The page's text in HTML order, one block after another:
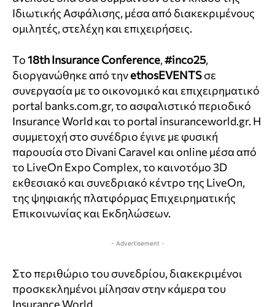
Ιδιωτικής Ασφάλισης, μέσα από διακεκριμένους
ομιλητές, στελέχη και επιχειρήσεις.
Το18th Insurance Conference,#inco25,
διοργανώθηκε από τηνethosEVENTSσε
συνεργασία με το οικονομικό και επιχειρηματικό
portal banks.com.gr, το ασφαλιστικό περιοδικό
Insurance World και το portal insuranceworld.gr. Η
συμμετοχή στo συνέδριο έγινε με φυσική
παρουσία στο Divani Caravel και online μέσα από
το LiveOn Expo Complex, το καινοτόμο 3D
εκθεσιακό και συνεδριακό κέντρο της LiveOn,
της ψηφιακής πλατφόρμας Επιχειρηματικής
Επικοινωνίας και Εκδηλώσεων.
- Advertisement -
Στο περιθώριο του συνεδρίου, διακεκριμένοι
προσκεκλημένοι μίλησαν στην κάμερα του
Insurance World.